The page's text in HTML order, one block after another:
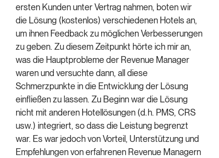
ersten Kunden unter Vertrag nahmen, boten wir
die Lösung (kostenlos) verschiedenen Hotels an,
um ihnen Feedback zu möglichen Verbesserungen
zu geben. Zu diesem Zeitpunkt hörte ich mir an,
was die Hauptprobleme der Revenue Manager
waren und versuchte dann, all diese
Schmerzpunkte in die Entwicklung der Lösung
einfließen zu lassen. Zu Beginn war die Lösung
nicht mit anderen Hotellösungen (d.h. PMS, CRS
usw.) integriert, so dass die Leistung begrenzt
war. Es war jedoch von Vorteil, Unterstützung und
Empfehlungen von erfahrenen Revenue Managern